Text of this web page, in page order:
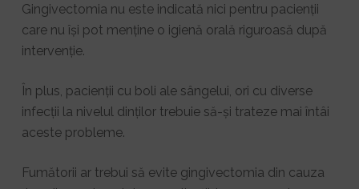
Gingivectomia nu este indicată nici pentru pacienții
care nu își pot menține o igienă orală riguroasă după
intervenție.
În plus, pacienții cu boli ale sângelui, ori cu diverse
infecții la nivelul dinților trebuie să-și trateze mai întâi
aceste probleme.
Fumătorii ar trebui să evite gingivectomia din cauza